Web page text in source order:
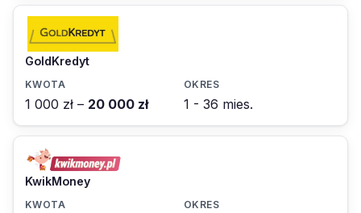
GoldKredyt
1 000 zł – 20 000 zł 1 - 36 mies.
KwikMoney